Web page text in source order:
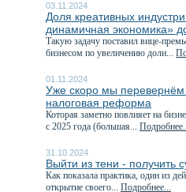
03.11.2024
Доля креативных
динамичная экономика»
Такую задачу поставил вице-
бизнесом по увеличению доли...
01.11.2024
Уже скоро мы перевернём
налоговая реформа
Которая заметно повлияет на
с 2025 года (большая...
31.10.2024
Выйти из тени - получить
Как показала практика, один из
открытие своего... Подробнее...